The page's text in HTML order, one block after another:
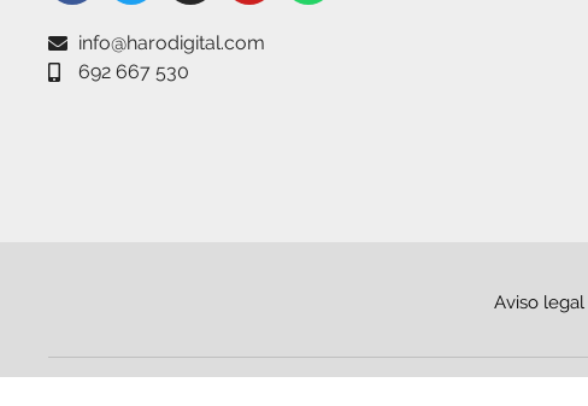
info@harodigital.com
692 667 530
Aviso legal